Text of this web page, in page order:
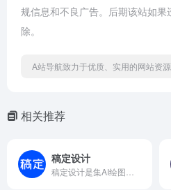
规信息和不良广告。后期该站如
除。
A站导航致力于优质、实用的网站资
相关推荐
稿定设计